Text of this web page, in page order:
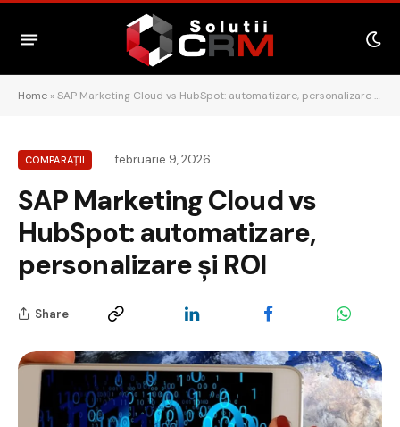
Home »SAP Marketing Cloud vs HubSpot: automatizare, personalizare și ROI
COMPARAȚII februarie 9, 2026
SAP Marketing Cloud vs
HubSpot: automatizare,
personalizare și ROI
Share